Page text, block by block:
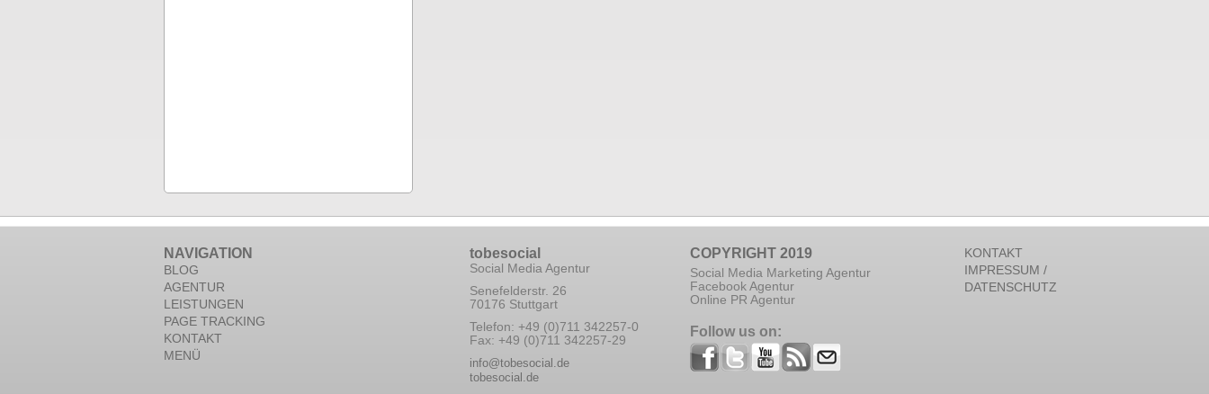
NAVIGATION
BLOG
AGENTUR
LEISTUNGEN
PAGE TRACKING
KONTAKT
MENÜ
tobesocial
Social Media Agentur
Senefelderstr. 26
70176 Stuttgart
Telefon: +49 (0)711 342257-0
Fax: +49 (0)711 342257-29
info@tobesocial.de
tobesocial.de
COPYRIGHT 2019
Social Media Marketing Agentur
Facebook Agentur
Online PR Agentur
Follow us on:
KONTAKT
IMPRESSUM /
DATENSCHUTZ